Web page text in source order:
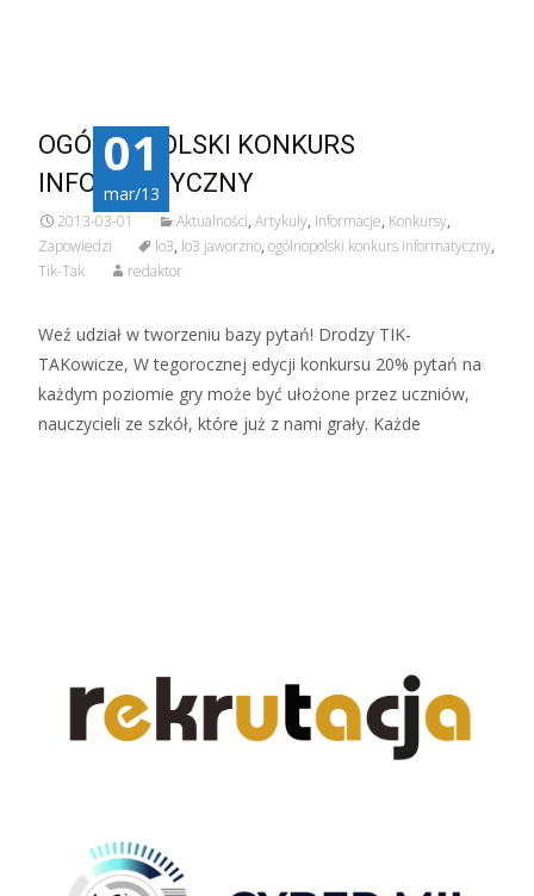
01
mar/13
OGÓLNOPOLSKI KONKURS
INFORMATYCZNY
2013-03-01 Aktualności, Artykuły, Informacje, Konkursy,
Zapowiedzi
lo3, lo3 jaworzno, ogólnopolski konkurs informatyczny,
Tik-Tak
redaktor
Weź udział w tworzeniu bazy pytań! Drodzy TIK-
TAKowicze, W tegorocznej edycji konkursu 20% pytań na
każdym poziomie gry może być ułożone przez uczniów,
nauczycieli ze szkół, które już z nami grały. Każde